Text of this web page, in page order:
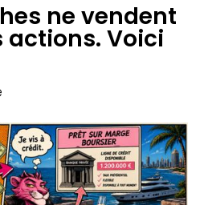
ne vendent
Voici